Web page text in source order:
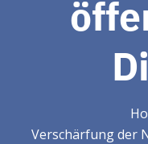
Verschärfung der